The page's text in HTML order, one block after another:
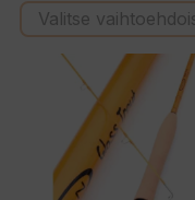
Valitse